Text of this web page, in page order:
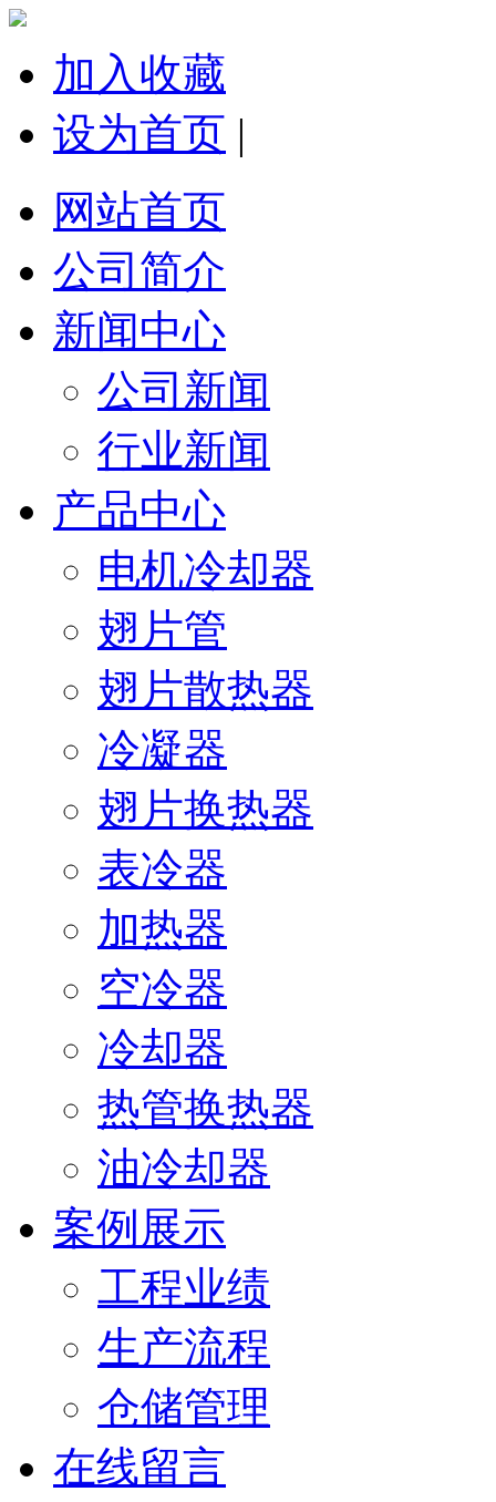
加入收藏
设为首页 |
网站首页
公司简介
新闻中心
公司新闻
行业新闻
产品中心
电机冷却器
翅片管
翅片散热器
冷凝器
翅片换热器
表冷器
加热器
空冷器
冷却器
热管换热器
油冷却器
案例展示
工程业绩
生产流程
仓储管理
在线留言